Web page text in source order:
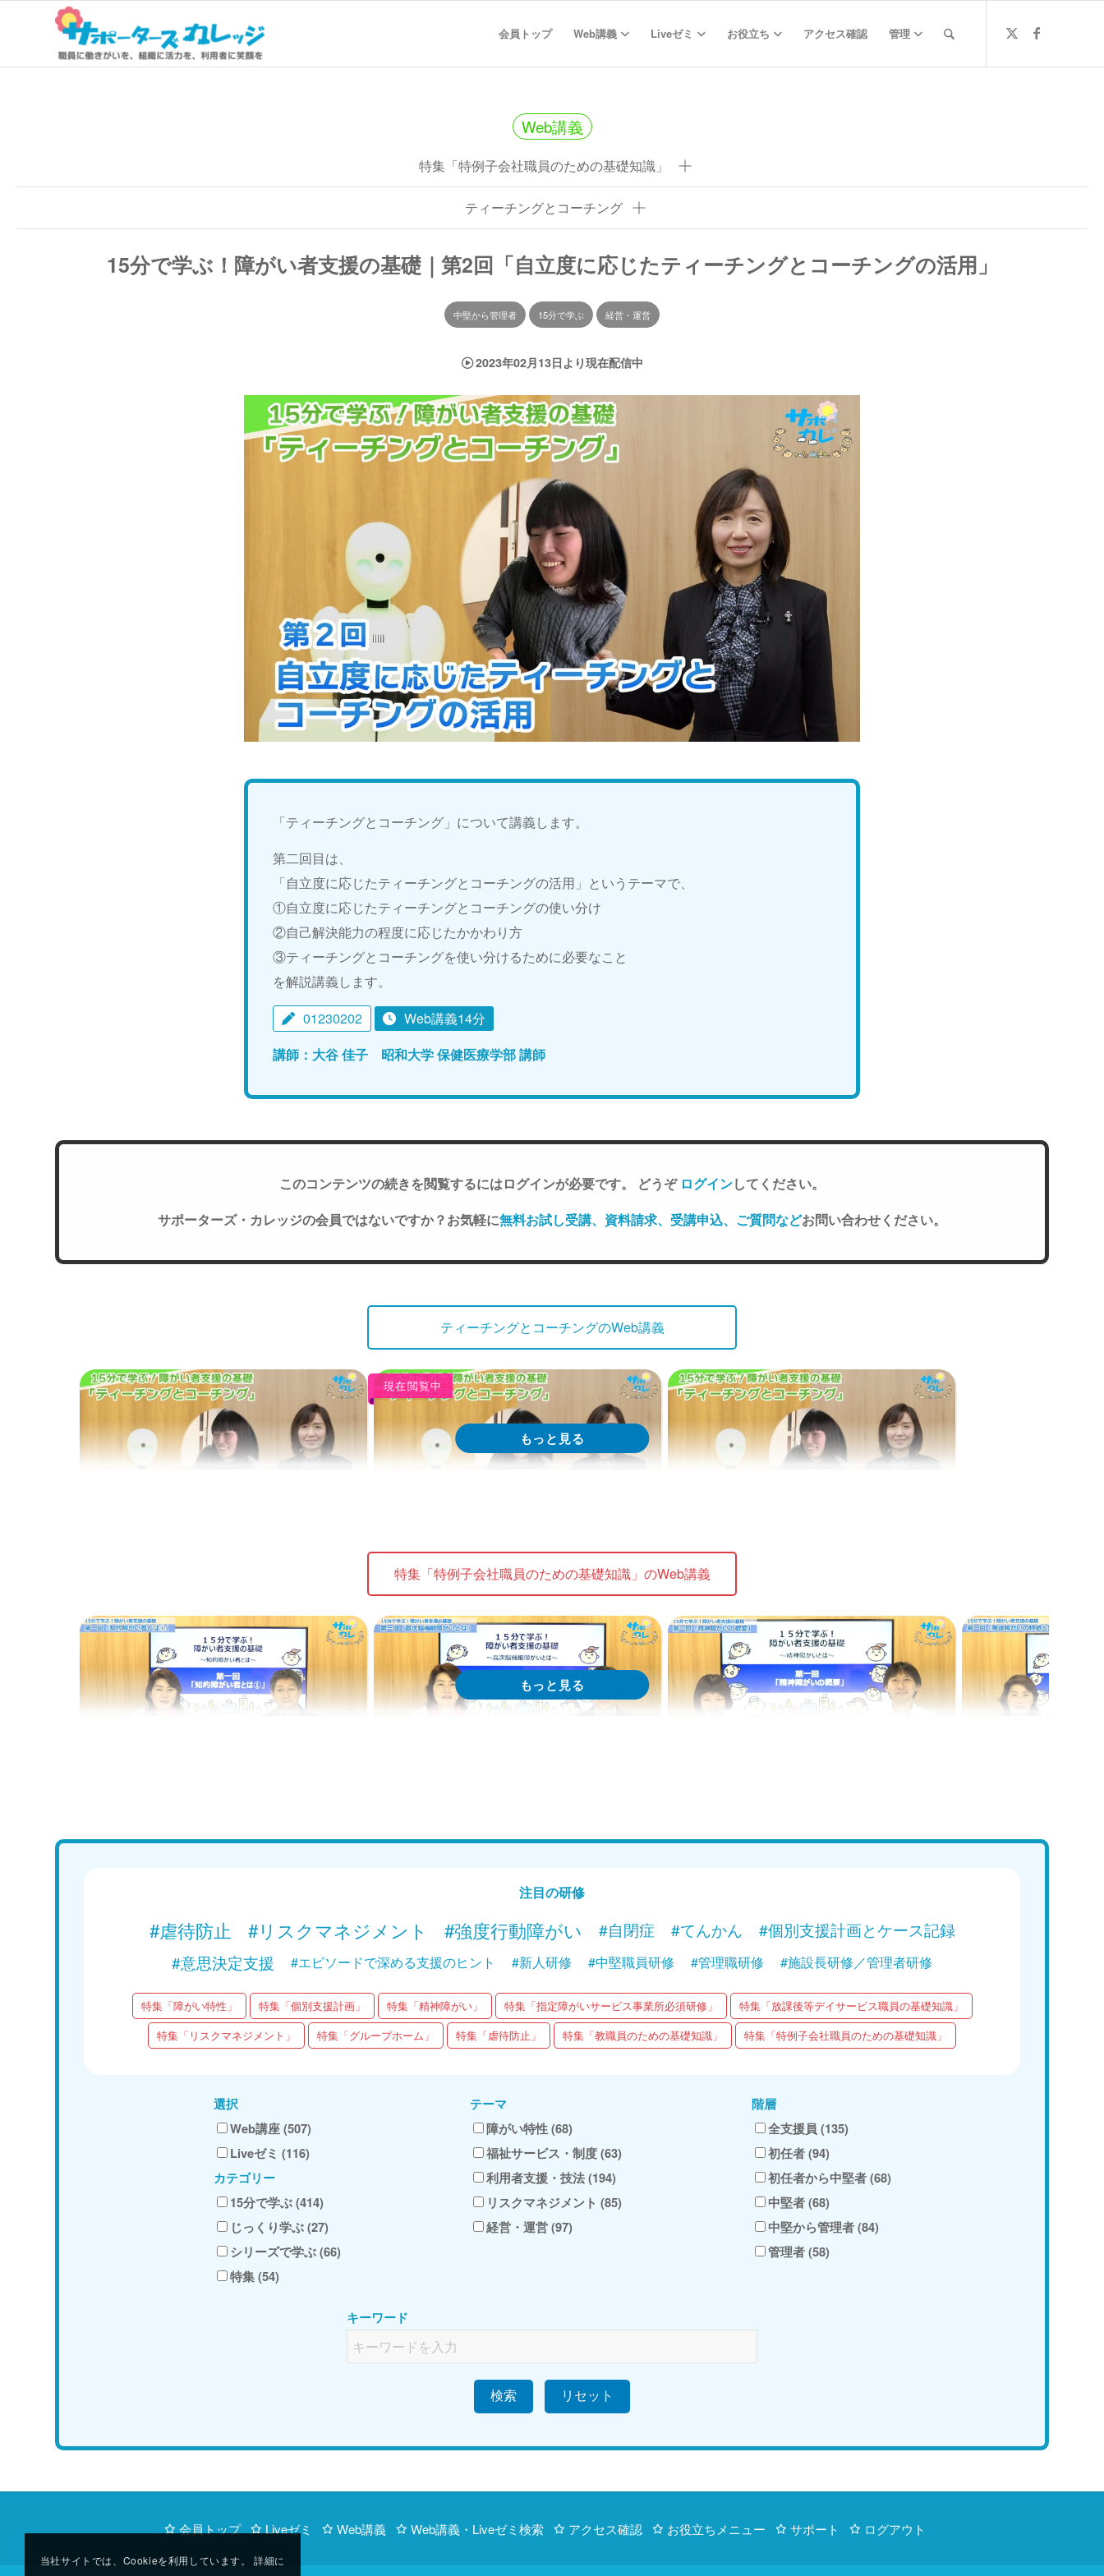
会員トップ Web講義 Liveゼミ お役立ち アクセス確認 管理
Web講義
特集「特例子会社職員のための基礎知識」
ティーチングとコーチング
15分で学ぶ！障がい者支援の基礎｜第2回「自立度に応じたティーチングとコーチングの活用」
中堅から管理者 15分で学ぶ 経営・運営
2023年02月13日より現在配信中
「ティーチングとコーチング」について講義します。
第二回目は、
「自立度に応じたティーチングとコーチングの活用」というテーマで、
①自立度に応じたティーチングとコーチングの使い分け
②自己解決能力の程度に応じたかかわり方
③ティーチングとコーチングを使い分けるために必要なこと
を解説講義します。
01230202
Web講義14分
講師：大谷 佳子 昭和大学 保健医療学部 講師
このコンテンツの続きを閲覧するにはログインが必要です。 どうぞ ログインしてください。
サポーターズ・カレッジの会員ではないですか？お気軽に無料お試し受講、資料請求、受講申込、ご質問などお問い合わせください。
ティーチングとコーチングのWeb講義
Web講義を視聴する
現在閲覧中
15分で学ぶ！障がい者支援の基礎｜第2回
「自立度に応じたティーチングとコーチン
グの活用」
Web講義を視聴する
15分で学ぶ！障がい者支援の基礎｜第3回
「ティーチング」
Web講義を視聴する
特集「特例子会社職員のための基礎知識」のWeb講義
Web講義を視聴する
現在配信中
注目の研修
#虐待防止 #リスクマネジメント #強度行動障がい #自閉症 #てんかん
#個別支援計画とケース記録
#意思決定支援
#エピソードで深める支援のヒント #新人研修 #中堅職員研修 #管理職研修 #施設長研修／管理者研修
特集「障がい特性」 特集「個別支援計画」 特集「精神障がい」 特集「指定障がいサービス事業所必須研修」
特集「放課後等デイサービス職員の基礎知識」
特集「リスクマネジメント」
特集「グループホーム」 特集「虐待防止」 特集「教職員のための基礎知識」 特集「特例子会社職員のための基礎知識」
選択
Web講座 (507)
Liveゼミ (116)
カテゴリー
15分で学ぶ (414)
じっくり学ぶ (27)
シリーズで学ぶ (66)
特集 (54)
テーマ
障がい特性 (68)
福祉サービス・制度 (63)
利用者支援・技法 (194)
リスクマネジメント (85)
経営・運営 (97)
階層
全支援員 (135)
初任者 (94)
初任者から中堅者 (68)
中堅者 (68)
中堅から管理者 (84)
管理者 (58)
キーワード
検索
会員トップ Liveゼミ Web講義 Web講義・Liveゼミ検索 アクセス確認 お役立ちメニュー サポート ログアウト
当社サイトでは、Cookieを利用しています。 詳細に